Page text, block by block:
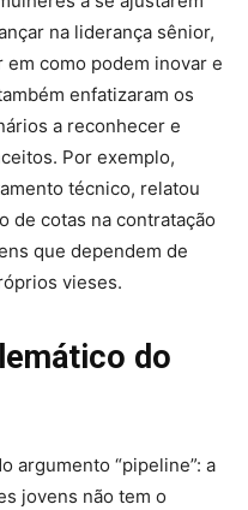
na liderança sênior,
como podem inovar e
enfatizaram os
a reconhecer e
Por exemplo,
técnico, relatou
de cotas na contratação
que dependem de
vieses.
do
argumento “pipeline”: a
jovens não tem o